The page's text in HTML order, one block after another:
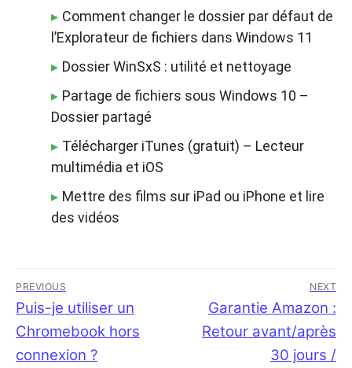
Comment changer le dossier par défaut de
l’Explorateur de fichiers dans Windows 11
Dossier WinSxS : utilité et nettoyage
Partage de fichiers sous Windows 10 –
Dossier partagé
Télécharger iTunes (gratuit) – Lecteur
multimédia et iOS
Mettre des films sur iPad ou iPhone et lire
des vidéos
Navigation
de
l’article
PREVIOUS
Previous
post:
Puis-je utiliser un
Chromebook hors
connexion ?
NEXT
Next
post:
Garantie Amazon :
Retour avant/après
30 jours /